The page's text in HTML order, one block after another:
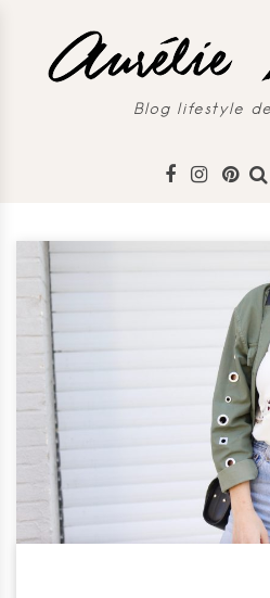
Blog lifestyle